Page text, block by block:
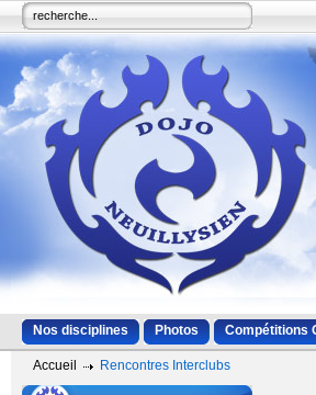
Nos disciplines Photos Compétitions
Accueil Rencontres Interclubs